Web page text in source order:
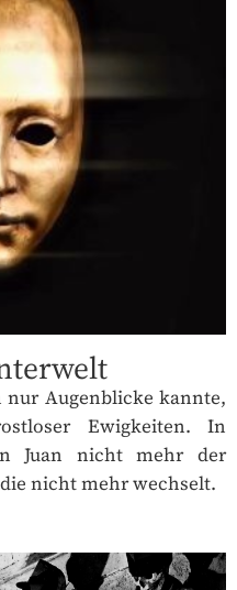
nur Augenblicke kannte,
Ewigkeiten. In
Juan nicht mehr der
nicht mehr wechselt.